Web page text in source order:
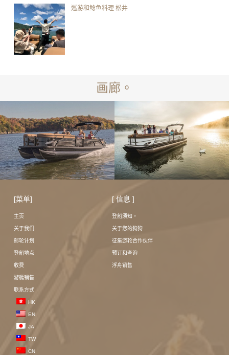
巡游和鲶鱼料理 松井
画廊。
[菜单]
主页
关于我们
邮轮计划
登船地点
收费
游艇销售
联系方式
HK
EN
JA
TW
CN
[ 信息 ]
登船须知。
关于您的狗狗
征集游轮合作伙伴
预订和查询
浮舟销售